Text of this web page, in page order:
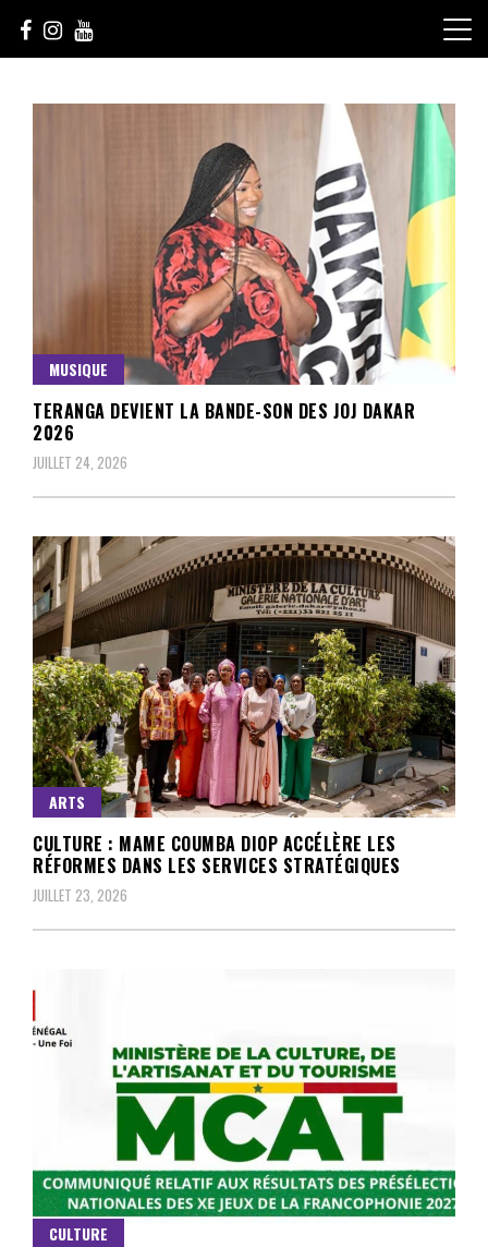
content
sunuculture
MUSIQUE
TERANGA DEVIENT LA BANDE-SON DES JOJ DAKAR
2026
JUILLET 24, 2026
ARTS
CULTURE : MAME COUMBA DIOP ACCÉLÈRE LES
RÉFORMES DANS LES SERVICES STRATÉGIQUES
JUILLET 23, 2026
CULTURE